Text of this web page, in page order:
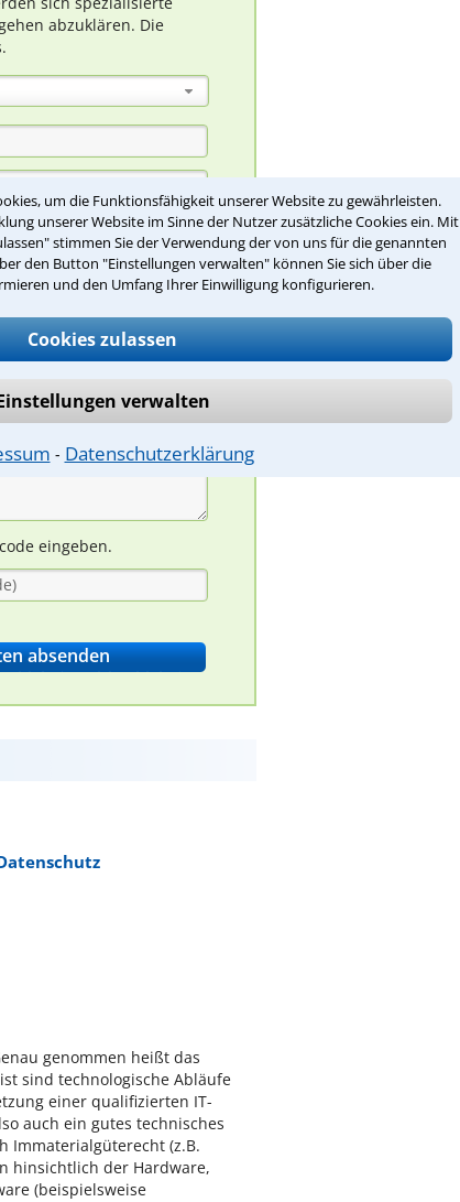
um die Funktionsfähigkeit unserer Website zu gewährleisten.
unserer Website im Sinne der Nutzer zusätzliche Cookies ein. Mit
stimmen Sie der Verwendung der von uns für die genannten
den Button "Einstellungen verwalten" können Sie sich über die
und den Umfang Ihrer Einwilligung konfigurieren.
Cookies zulassen
verwalten
⁃ Datenschutzerklärung
abzuklären. Die
eingeben.
genommen heißt das
sind technologische Abläufe
einer qualifizierten IT-
auch ein gutes technisches
Immaterialgüterecht (z.B.
hinsichtlich der Hardware,
(beispielsweise